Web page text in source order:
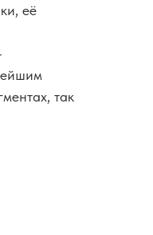
её
так